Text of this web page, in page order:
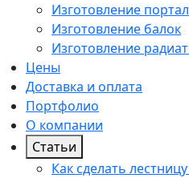
Изготовление
Изготовление балок
Изготовление
Цены
Доставка и оплата
Портфолио
О компании
Статьи
Как сделать